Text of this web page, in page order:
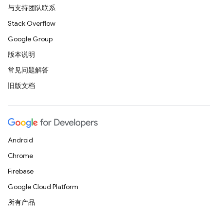
与支持团队联系
Stack Overflow
Google Group
版本说明
常见问题解答
旧版文档
Android
Chrome
Firebase
Google Cloud Platform
所有产品